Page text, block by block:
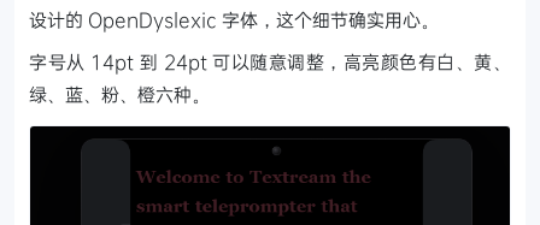
设计的 OpenDyslexic 字体，这个细节确实用心。
字号从 14pt 到 24pt 可以随意调整，高亮颜色有白、黄、
绿、蓝、粉、橙六种。